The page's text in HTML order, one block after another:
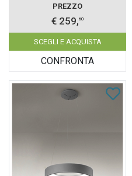
PREZZO
€ 259,60
SCEGLI E ACQUISTA
CONFRONTA